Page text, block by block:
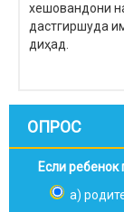
хешовандони
дастгиршуда
диҳад.
ОПРОС
Если ребенок
а)